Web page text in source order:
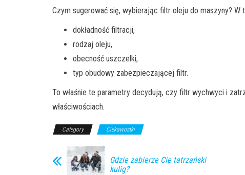
Czym sugerować się, wybierając filtr oleju do maszyny?
dokładność filtracji,
rodzaj oleju,
obecność uszczelki,
typ obudowy zabezpieczającej filtr.
To właśnie te parametry decydują, czy filtr wychwyci i
właściwościach.
Category Ciekawostki
Gdzie zabierze Cię tatrzański
kulig?